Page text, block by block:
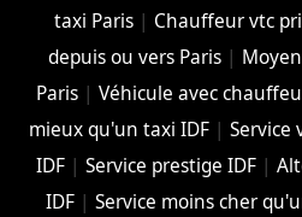
taxi Paris| Chauffeur vtc
depuis ou vers Paris|
Paris |Véhicule avec
mieux qu'un taxi IDF| Service
IDF| Service prestige IDF|
IDF |Service moins cher